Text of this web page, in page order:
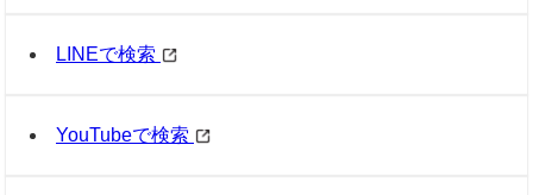
LINEで検索
YouTubeで検索